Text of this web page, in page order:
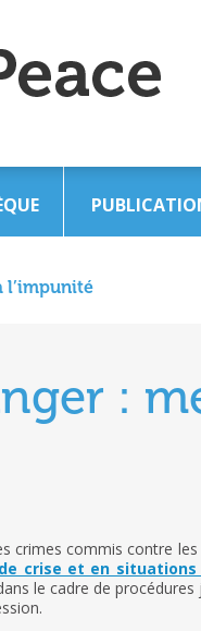
l’impunité
:
crimes commis contre
crise et en situations
le cadre de procédures